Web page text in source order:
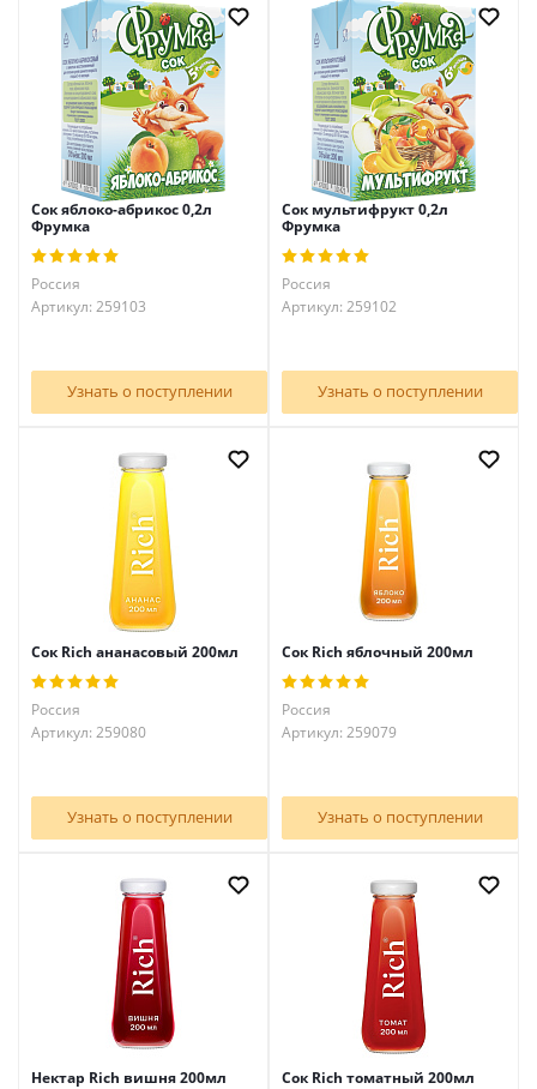
Сок яблоко-абрикос 0,2л
Фрумка
Россия
Артикул: 259103
Узнать о поступлении
Сок мультифрукт 0,2л
Фрумка
Россия
Артикул: 259102
Узнать о поступлении
Сок Rich ананасовый 200мл
Россия
Артикул: 259080
Узнать о поступлении
Сок Rich яблочный 200мл
Россия
Артикул: 259079
Узнать о поступлении
Нектар Rich вишня 200мл Сок Rich томатный 200мл